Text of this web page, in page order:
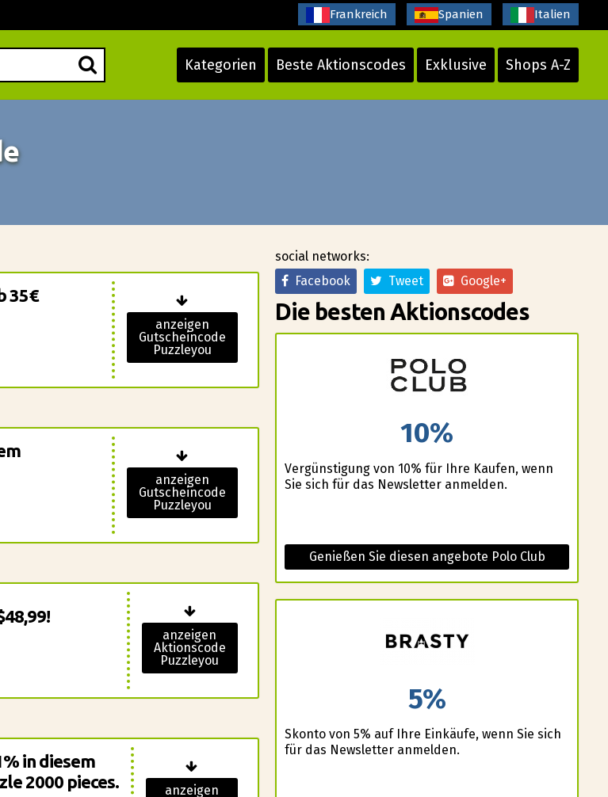
Kategorien Beste Aktionscodes Exklusive Shops A-Z
Frankreich Spanien Italien
35€
anzeigen
Gutscheincode
Puzzleyou
anzeigen
Gutscheincode
Puzzleyou
anzeigen
Aktionscode
Puzzleyou
in diesem
2000 pieces.
anzeigen
social networks:
Facebook
Tweet Google+
Die besten Aktionscodes
10%
Vergünstigung von 10% für Ihre Kaufen, wenn
Sie sich für das Newsletter anmelden.
Genießen Sie diesen angebote Polo Club
5%
Skonto von 5% auf Ihre Einkäufe, wenn Sie sich
für das Newsletter anmelden.